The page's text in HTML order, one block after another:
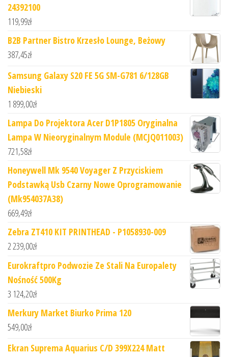
24392100
119,99zł
B2B Partner Bistro Krzesło Lounge, Beżowy
387,45zł
Samsung Galaxy S20 FE 5G SM-G781 6/128GB
Niebieski
1 899,00zł
Lampa Do Projektora Acer D1P1805 Oryginalna
Lampa W Nieoryginalnym Module (MCJQ011003)
721,58zł
Honeywell Mk 9540 Voyager Z Przyciskiem
Podstawką Usb Czarny Nowe Oprogramowanie
(Mk954037A38)
669,49zł
Zebra ZT410 KIT PRINTHEAD - P1058930-009
2 239,00zł
Eurokraftpro Podwozie Ze Stali Na Europalety
Nośność 500Kg
3 124,20zł
Merkury Market Biurko Prima 120
549,00zł
Ekran Suprema Aquarius C/D 399X224 Matt